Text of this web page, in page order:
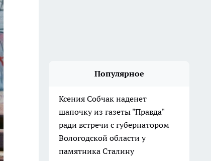
Популярное
Ксения Собчак наденет
шапочку из газеты "Правда"
ради встречи с губернатором
Вологодской области у
памятника Сталину